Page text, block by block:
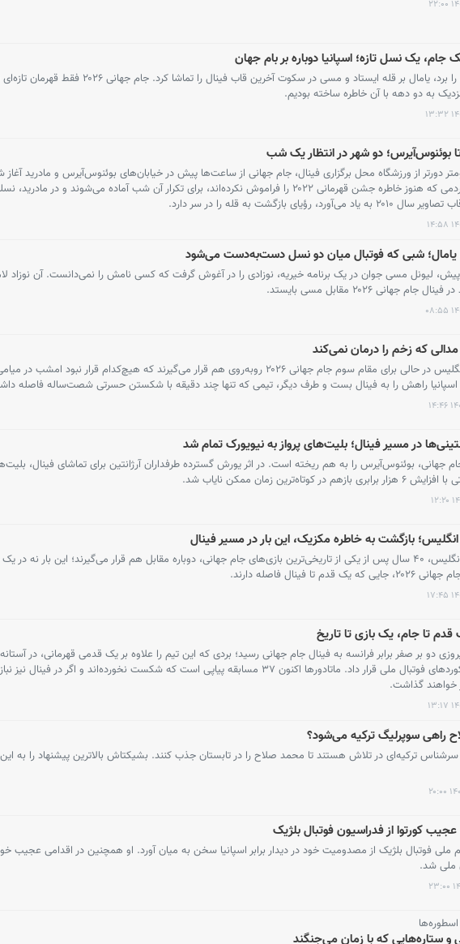
یک نسل تازه؛ اسپانیا دوباره بر بام جهان
اسپانیا جام را برد، یامال بر قله ایستاد و مسی در سکوت آخرین
به دو دهه با آن خاطره ساخته بودیم.
تا بوئنوس‌آیرس؛ دو شهر در انتظار یک شب
دورتر از ورزشگاه محل برگزاری فینال، جام جهانی از ساعت‌ها پیش در خیابان‌های بوئنوس‌آیرس و مادرید
آرژانتین، مردمی که هنوز خاطره جشن قهرمانی ۲۰۲۲ را فراموش نکرده‌اند، برای تکرار آن شب آماده می‌شوند و
می‌آورد، رؤیای بازگشت به قله را در سر دارد.
یامال؛ شبی که فوتبال میان دو نسل دست‌به‌دست می‌شود
لیونل مسی جوان در یک برنامه خیریه، نوزادی را در آغوش گرفت که کسی نامش را نمی‌دانست. آن نوزاد
جام جهانی ۲۰۲۶ مقابل مسی بایستد.
مدالی که زخم را درمان نمی‌کند
فرانسه و انگلیس در حالی برای مقام سوم جام جهانی ۲۰۲۶ روبه‌روی هم قرار می‌گیرند که هیچ‌کدام قرار
اسپانیا راهش را به فینال بست و طرف دیگر، تیمی که تنها چند دقیقه با شکستن حسرتی شصت‌ساله فاصله
در مسیر فینال؛ بلیت‌های پرواز به نیویورک تمام شد
جهانی، بوئنوس‌آیرس را به هم ریخته است. در اثر یورش گسترده طرفداران آرژانتین برای تماشای فینال،
در کوتاه‌ترین زمان ممکن نایاب شد.
انگلیس؛ بازگشت به خاطره مکزیک، این بار در مسیر فینال
آرژانتین و انگلیس، ۴۰ سال پس از یکی از تاریخی‌ترین بازی‌های جام جهانی، دوباره مقابل هم قرار می‌گیرند؛ این بار نه
قدم تا فینال فاصله دارند.
قدم تا جام، یک بازی تا تاریخ
دو بر صفر برابر فرانسه به فینال جام جهانی رسید؛ بردی که این تیم را علاوه بر یک قدمی قهرمانی، در
مهم‌ترین رکوردهای فوتبال ملی قرار داد. ماتادورها اکنون ۳۷ مسابقه پیاپی است که شکست نخورده‌اند و اگر در
گذاشت.
راهی سوپرلیگ ترکیه می‌شود؟
ترکیه‌ای در تلاش هستند تا محمد صلاح را در تابستان جذب کنند. بشیکتاش بالاترین پیشنهاد را به
کورتوا از فدراسیون فوتبال بلژیک
ملی فوتبال بلژیک از مصدومیت خود در دیدار برابر اسپانیا سخن به میان آورد. او همچنین در اقدامی عجیب
ملی شد.
و ستاره‌هایی که با زمان می‌جنگند